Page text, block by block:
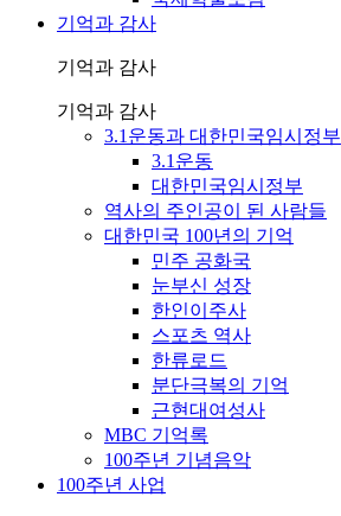
기억과 감사
기억과 감사
기억과 감사
3.1운동과 대한민국임시정부
3.1운동
대한민국임시정부
역사의 주인공이 된 사람들
대한민국 100년의 기억
민주 공화국
눈부신 성장
한인이주사
스포츠 역사
한류로드
분단극복의 기억
근현대여성사
MBC 기억록
100주년 기념음악
100주년 사업